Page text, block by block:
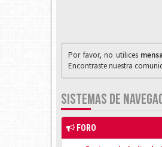
Por favor, no utilices
Encontraste nuestra
SISTEMAS DE
FORO